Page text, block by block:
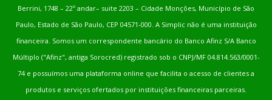
Berrini, 1748 – 22º andar– suite 2203 – Cidade Monções, Município de São
Paulo, Estado de São Paulo, CEP 04571-000. A Simplic não é uma instituição
financeira. Somos um correspondente bancário do Banco Afinz S/A Banco
Múltiplo ("Afinz", antiga Sorocred) registrado sob o CNPJ/MF 04.814.563/0001-
74 e possuímos uma plataforma online que facilita o acesso de clientes a
produtos e serviços ofertados por instituições financeiras parceiras.